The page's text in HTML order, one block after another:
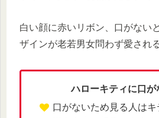
白い顔に赤いリボン、口がない
ザインが老若男女問わず愛され
ハローキティに口が
口がないため見る人は